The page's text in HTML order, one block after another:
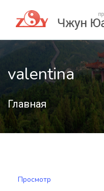
valentina
Главная
Просмотр